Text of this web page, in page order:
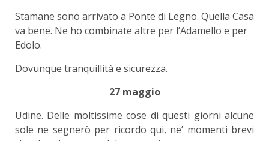
Stamane sono arrivato a Ponte di Legno. Quella Casa
va bene. Ne ho combinate altre per l’Adamello e per
Edolo.
Dovunque tranquillità e sicurezza.
27 maggio
Udine. Delle moltissime cose di questi giorni alcune
sole ne segnerò per ricordo qui, ne’ momenti brevi